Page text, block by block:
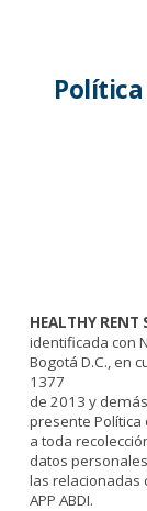
HEALTHY RENT
identificada con
Bogotá D.C., en
1377
de 2013 y
presente Política
a toda
datos
las relacionadas
APP ABDI.